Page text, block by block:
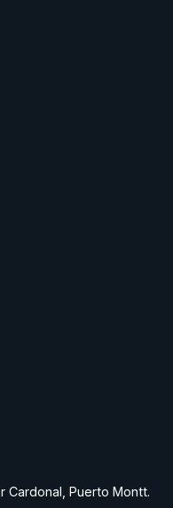
Cardonal, Puerto Montt.